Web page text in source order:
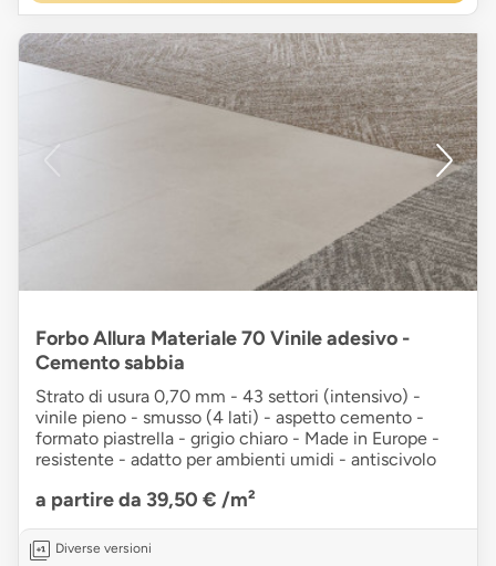
Forbo Allura Materiale 70 Vinile adesivo -
Cemento sabbia
Strato di usura 0,70 mm - 43 settori (intensivo) -
vinile pieno - smusso (4 lati) - aspetto cemento -
formato piastrella - grigio chiaro - Made in Europe -
resistente - adatto per ambienti umidi - antiscivolo
a partire da 39,50 € /m²
Diverse versioni